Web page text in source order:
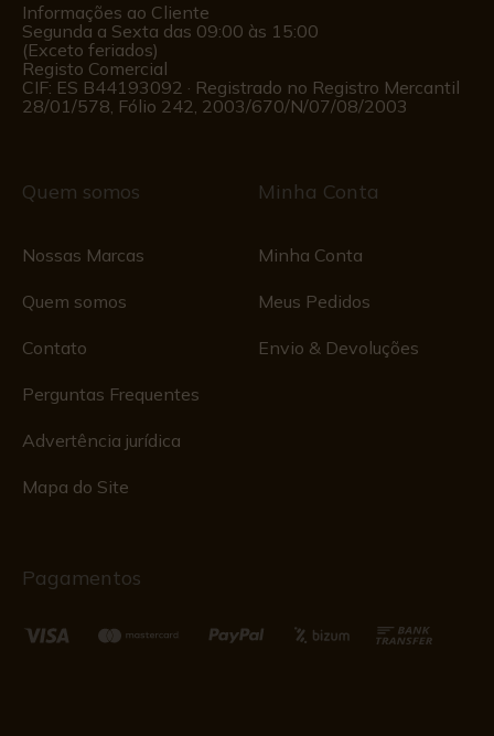
Informações ao Cliente
Segunda a Sexta das 09:00 às 15:00
(Exceto feriados)
Registo Comercial
CIF: ES B44193092 · Registrado no Registro Mercantil
28/01/578, Fólio 242, 2003/670/N/07/08/2003
Quem somos
Nossas Marcas
Quem somos
Contato
Perguntas Frequentes
Advertência jurídica
Mapa do Site
Minha Conta
Minha Conta
Meus Pedidos
Envio & Devoluções
Pagamentos